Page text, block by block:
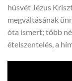
húsvét Jézus
megváltásának
óta ismert; több
ételszentelés, a